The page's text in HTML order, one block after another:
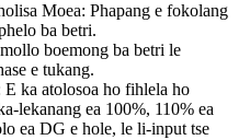
Moea: Phapang e fokolang
ba betri.
boemong ba betri le
e tukang.
​​ka atolosoa ho fihlela ho
lekanang ea 100%, 110% ea
ea DG e hole, le li-input tse